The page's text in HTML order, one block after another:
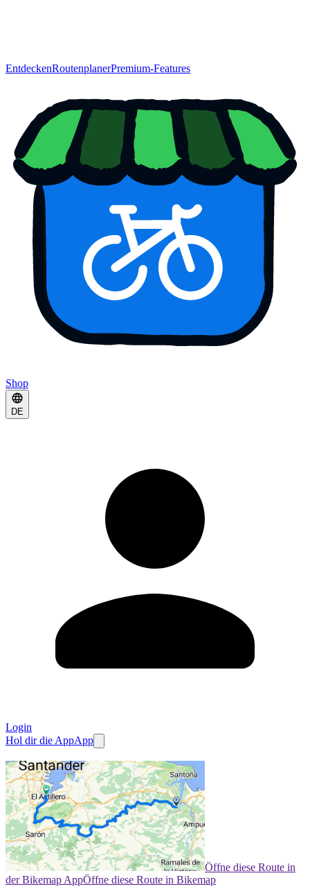
EntdeckenRoutenplanerPremium-Features
Shop
DE
Login
Hol dir die AppApp
Öffne diese Route in
der Bikemap AppÖffne diese Route in Bikemap